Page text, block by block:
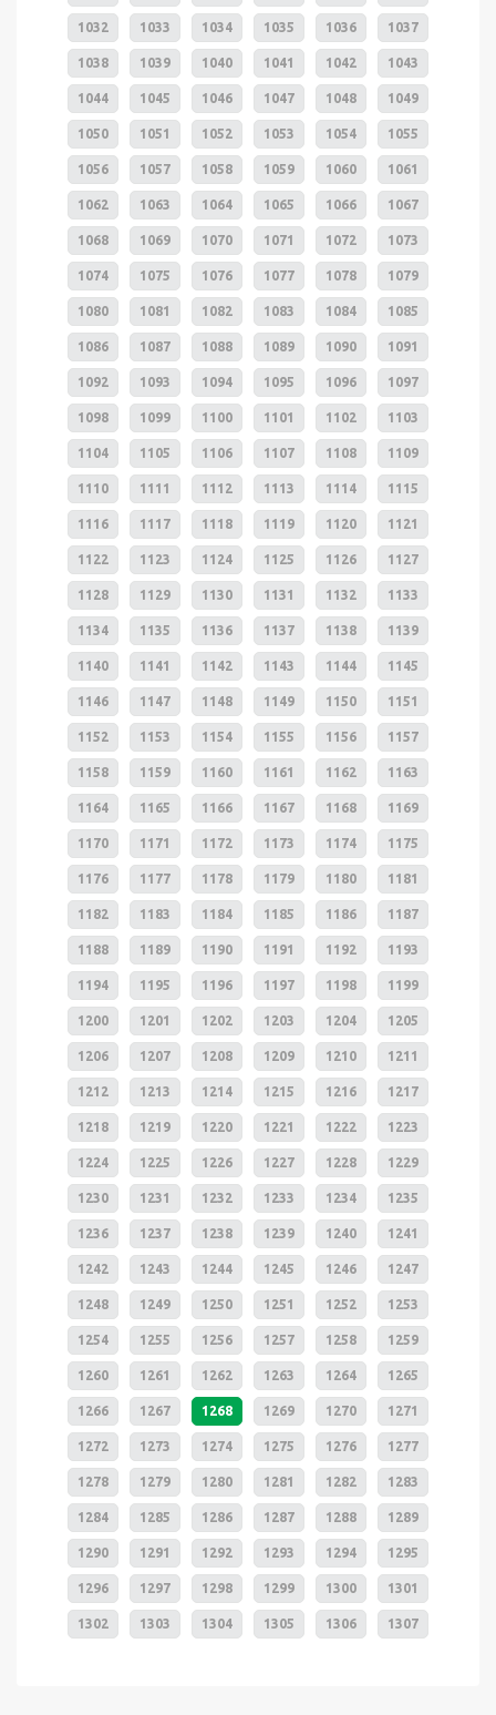
1032 1033 1034 1035 1036 1037
1038 1039 1040 1041 1042 1043
1044 1045 1046 1047 1048 1049
1050 1051 1052 1053 1054 1055
1056 1057 1058 1059 1060 1061
1062 1063 1064 1065 1066 1067
1068 1069 1070 1071 1072 1073
1074 1075 1076 1077 1078 1079
1080 1081 1082 1083 1084 1085
1086 1087 1088 1089 1090 1091
1092 1093 1094 1095 1096 1097
1098 1099 1100 1101 1102 1103
1104 1105 1106 1107 1108 1109
1110 1111 1112 1113 1114 1115
1116 1117 1118 1119 1120 1121
1122 1123 1124 1125 1126 1127
1128 1129 1130 1131 1132 1133
1134 1135 1136 1137 1138 1139
1140 1141 1142 1143 1144 1145
1146 1147 1148 1149 1150 1151
1152 1153 1154 1155 1156 1157
1158 1159 1160 1161 1162 1163
1164 1165 1166 1167 1168 1169
1170 1171 1172 1173 1174 1175
1176 1177 1178 1179 1180 1181
1182 1183 1184 1185 1186 1187
1188 1189 1190 1191 1192 1193
1194 1195 1196 1197 1198 1199
1200 1201 1202 1203 1204 1205
1206 1207 1208 1209 1210 1211
1212 1213 1214 1215 1216 1217
1218 1219 1220 1221 1222 1223
1224 1225 1226 1227 1228 1229
1230 1231 1232 1233 1234 1235
1236 1237 1238 1239 1240 1241
1242 1243 1244 1245 1246 1247
1248 1249 1250 1251 1252 1253
1254 1255 1256 1257 1258 1259
1260 1261 1262 1263 1264 1265
1266 1267 1268 1269 1270 1271
1272 1273 1274 1275 1276 1277
1278 1279 1280 1281 1282 1283
1284 1285 1286 1287 1288 1289
1290 1291 1292 1293 1294 1295
1296 1297 1298 1299 1300 1301
1302 1303 1304 1305 1306 1307